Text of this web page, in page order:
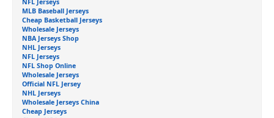
NFL Jerseys
MLB Baseball Jerseys
Cheap Basketball Jerseys
Wholesale Jerseys
NBA Jerseys Shop
NHL Jerseys
NFL Jerseys
NFL Shop Online
Wholesale Jerseys
Official NFL Jersey
NHL Jerseys
Wholesale Jerseys China
Cheap Jerseys